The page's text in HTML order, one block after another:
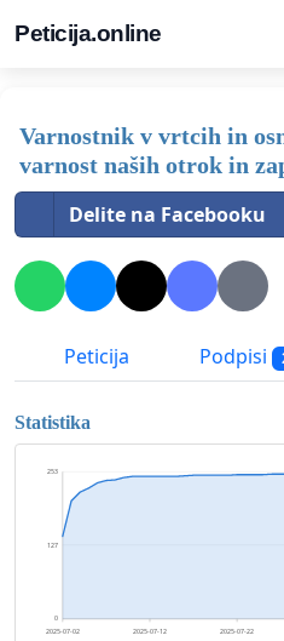
Peticija.online
Varnostnik v vrtcih in
varnost naših otrok in
Delite na Facebooku
Peticija Podpisi
Statistika
0
127
253
2025-07-02 2025-07-12 2025-07-22